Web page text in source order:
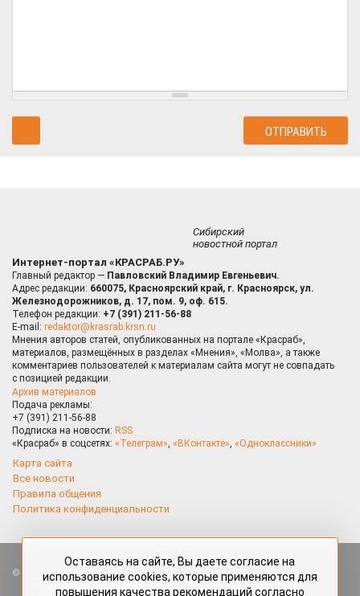
Сибирский
новостной портал
Интернет-портал «КРАСРАБ.РУ»
Главный редактор — Павловский Владимир Евгеньевич.
Адрес редакции: 660075, Красноярский край, г. Красноярск, ул.
Железнодорожников, д. 17, пом. 9, оф. 615.
Телефон редакции: +7 (391) 211-56-88
E-mail: redaktor@krasrab.krsn.ru
Мнения авторов статей, опубликованных на портале «Красраб»,
материалов, размещённых в разделах «Мнения», «Молва», а также
комментариев пользователей к материалам сайта могут не совпадать
с позицией редакции.
Архив материалов
Подача рекламы:
+7 (391) 211-56-88
Подписка на новости: RSS
«Красраб» в соцсетях: «Телеграм», «ВКонтакте», «Одноклассники»
Карта сайта
Все новости
Правила общения
Политика конфиденциальности
Все права защищены. Любые материалы, размещённые на портале
«Красраб.ру» сотрудниками редакции, нештатными авторами
Оставаясь на сайте, Вы даете согласие на
использование cookies, которые применяются для
повышения качества рекомендаций согласно